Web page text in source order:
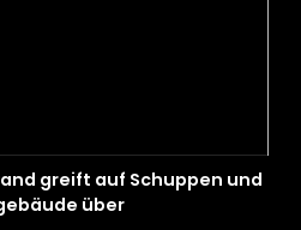
greift auf Schuppen und
über